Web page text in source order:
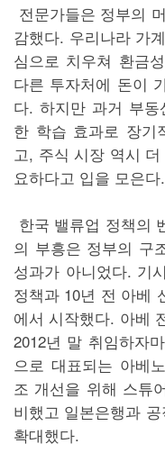
전문가들은 정부의
감했다. 우리나라 가
심으로 치우쳐 환금
다른 투자처에 돈이
다. 하지만 과거 부
한 학습 효과로 장기
고, 주식 시장 역시
요하다고 입을 모은다.
한국 밸류업 정책의
의 부흥은 정부의 구
성과가 아니었다. 기
정책과 10년 전 아베
에서 시작했다. 아베
2012년 말 취임하자
으로 대표되는 아베
조 개선을 위해 스튜
비했고 일본은행과
확대했다.